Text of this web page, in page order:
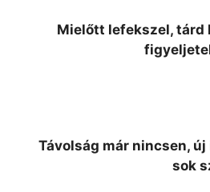
Mielőtt lefekszel, tárd
Távolság már nincsen,
sok